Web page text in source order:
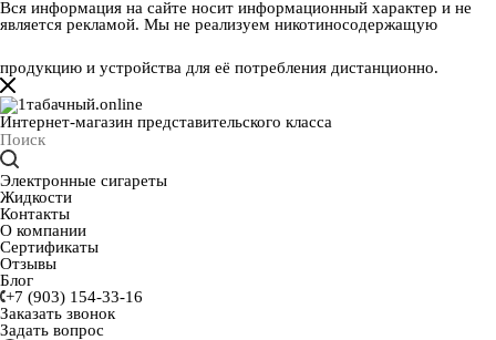
Вся информация на сайте носит информационный характер и не
является рекламой. Мы не реализуем никотиносодержащую
продукцию и устройства для её потребления дистанционно.
Интернет-магазин представительского класса
Электронные сигареты
Жидкости
Контакты
О компании
Сертификаты
Отзывы
Блог
+7 (903) 154-33-16
Заказать звонок
Задать вопрос